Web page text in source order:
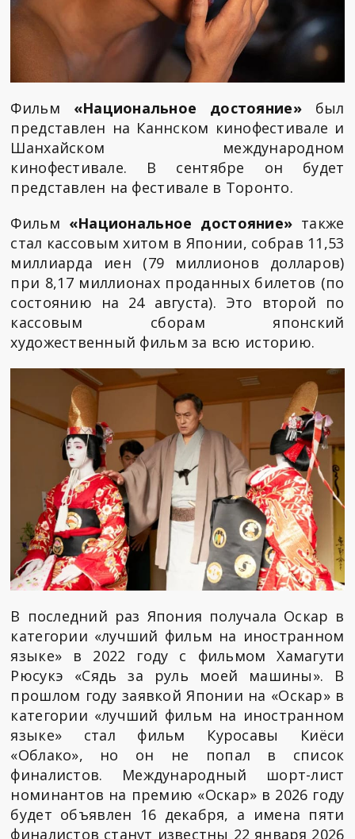
Фильм «Национальное достояние»был
представлен на Каннском кинофестивале и
Шанхайском международном
кинофестивале. В сентябре он будет
представлен на фестивале в Торонто.
Фильм «Национальное достояние» также
стал кассовым хитом в Японии, собрав 11,53
миллиарда иен (79 миллионов долларов)
при 8,17 миллионах проданных билетов (по
состоянию на 24 августа). Это второй по
кассовым сборам японский
художественный фильм за всю историю.
В последний раз Япония получала Оскар в
категории «лучший фильм на иностранном
языке» в 2022 году с фильмом Хамагути
Рюсукэ «Сядь за руль моей машины». В
прошлом году заявкой Японии на «Оскар» в
категории «лучший фильм на иностранном
языке» стал фильм Куросавы Киёси
«Облако», но он не попал в список
финалистов. Международный шорт-лист
номинантов на премию «Оскар» в 2026 году
будет объявлен 16 декабря, а имена пяти
финалистов станут известны 22 января 2026